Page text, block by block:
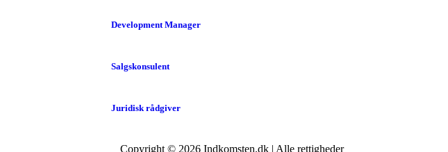
Development Manager
Salgskonsulent
Juridisk rådgiver
Copyright © 2026 Indkomsten.dk | Alle rettigheder